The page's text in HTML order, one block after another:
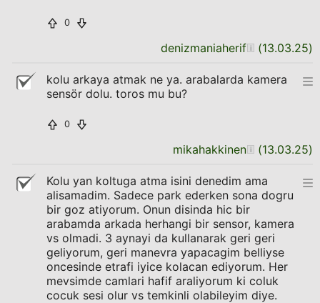
0
denizmaniaherif (13.03.25)
kolu arkaya atmak ne ya. arabalarda kamera
sensör dolu. toros mu bu?
0
mikahakkinen (13.03.25)
Kolu yan koltuga atma isini denedim ama
alisamadim. Sadece park ederken sona dogru
bir goz atiyorum. Onun disinda hic bir
arabamda arkada herhangi bir sensor, kamera
vs olmadi. 3 aynayi da kullanarak geri geri
geliyorum, geri manevra yapacagim belliyse
oncesinde etrafi iyice kolacan ediyorum. Her
mevsimde camlari hafif araliyorum ki coluk
cocuk sesi olur vs temkinli olabileyim diye.